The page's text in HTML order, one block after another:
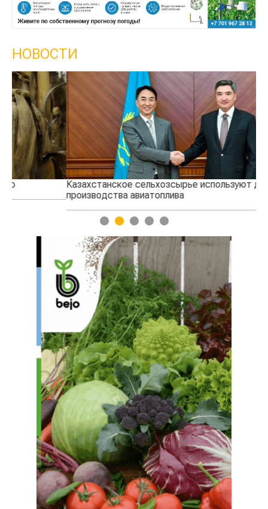
НОВОСТИ
Казахстанское сельхозсырье используют для
производства авиатоплива
1 2 3 4 5